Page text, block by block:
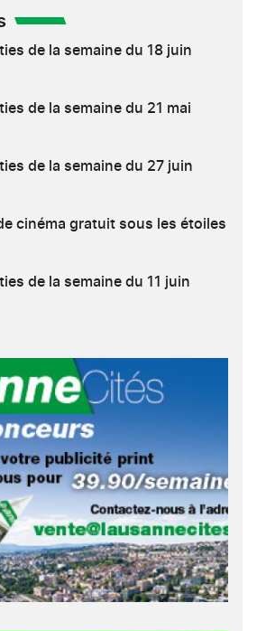
de la semaine du 18 juin
de la semaine du 21 mai
de la semaine du 27 juin
cinéma gratuit sous les étoiles
de la semaine du 11 juin